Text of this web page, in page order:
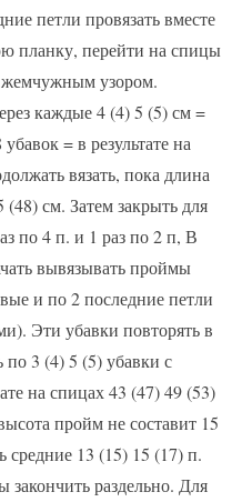
петли провязать вместе
планку, перейти на спицы
узором.
каждые 4 (4) 5 (5) см =
= в результате на
вязать, пока длина
(48) см. Затем закрыть для
по 4 п. и 1 раз по 2 п, В
вывязывать проймы
и по 2 последние петли
Эти убавки повторять в
3 (4) 5 (5) убавки с
на спицах 43 (47) 49 (53)
пройм не составит 15
средние 13 (15) 15 (17) п.
закончить раздельно. Для